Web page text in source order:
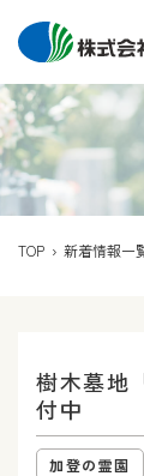
to
TOP › 新着情報一
樹木墓地
付中
加登の霊園